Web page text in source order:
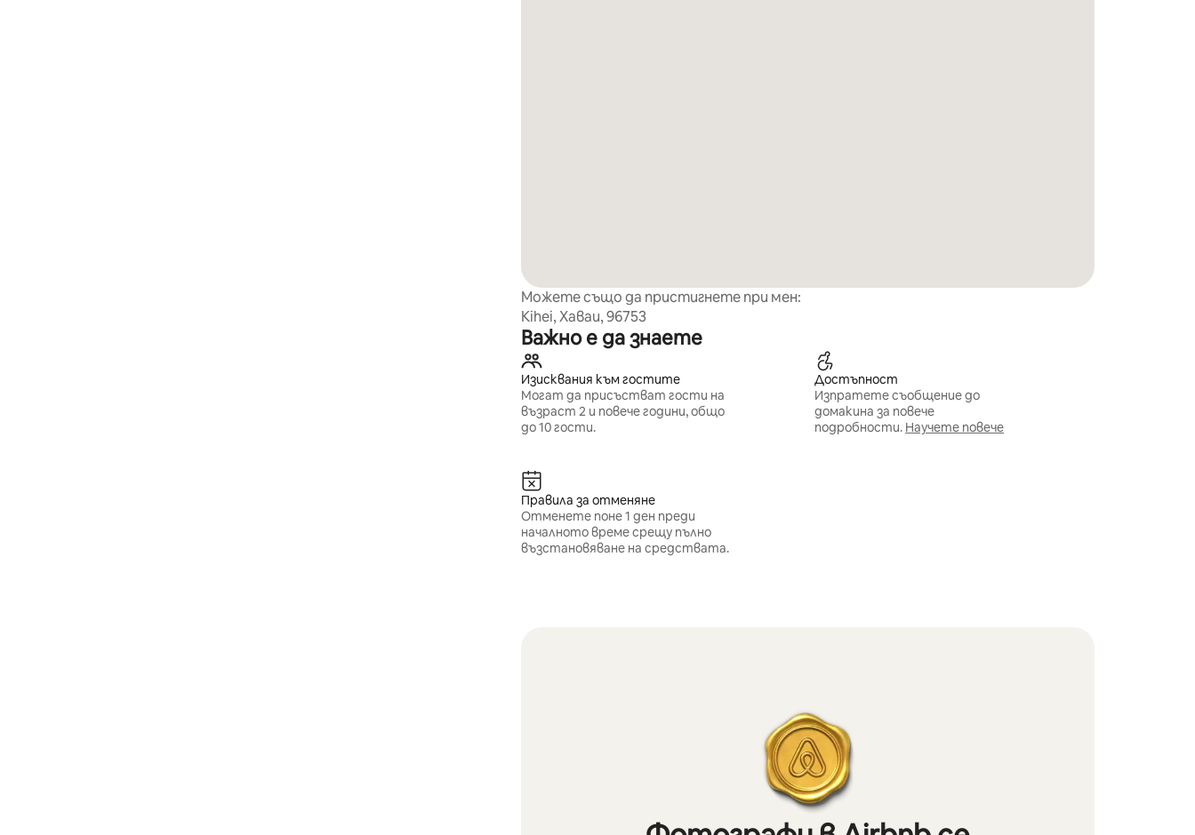
Можете също да пристигнете при мен:
Kihei, Хаваи, 96753
Важно е да знаете
Изисквания към гостите
Могат да присъстват гости на
възраст 2 и повече години, общо
до 10 гости.
Достъпност
Изпратете съобщение до
домакина за повече
подробности. Научете повече
Правила за отменяне
Отменете поне 1 ден преди
началното време срещу пълно
възстановяване на средствата.